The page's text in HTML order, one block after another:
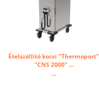
Ételszállító kocsi "Thermoport"
"CNS 2000" ...
...